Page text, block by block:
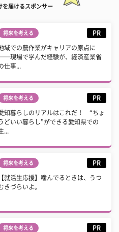
を届けるスポンサー
将来を考える PR
域での農作業がキャリアの原点に
現場で学んだ経験が、経済産業省
仕事...
将来を考える PR
知暮らしのリアルはこれだ！ “ちょ
どいい暮らし”ができる愛知県での
...
将来を考える PR
【就活生応援】噛んでるときは、うつ
きづらいよ。
将来を考える PR